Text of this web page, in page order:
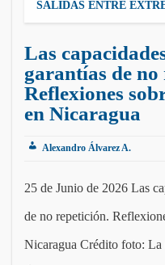
SALIDAS ENTRE
Las
garantías de no
Reflexiones
en Nicaragua
Alexandro Álvarez A.
25 de Junio de 2026 Las
de no repetición.
Nicaragua Crédito foto: La